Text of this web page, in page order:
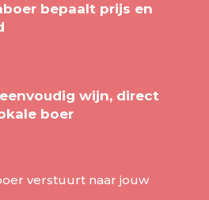
bepaalt prijs en
wijn, direct
boer
verstuurt naar jouw